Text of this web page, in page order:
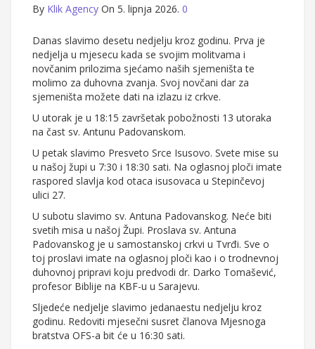
By Klik Agency On 5. lipnja 2026. 0
Danas slavimo desetu nedjelju kroz godinu. Prva je
nedjelja u mjesecu kada se svojim molitvama i
novčanim prilozima sjećamo naših sjemeništa te
molimo za duhovna zvanja. Svoj novčani dar za
sjemeništa možete dati na izlazu iz crkve.
U utorak je u 18:15 završetak pobožnosti 13 utoraka
na čast sv. Antunu Padovanskom.
U petak slavimo Presveto Srce Isusovo. Svete mise su
u našoj župi u 7:30 i 18:30 sati. Na oglasnoj ploči imate
raspored slavlja kod otaca isusovaca u Stepinčevoj
ulici 27.
U subotu slavimo sv. Antuna Padovanskog. Neće biti
svetih misa u našoj Župi. Proslava sv. Antuna
Padovanskog je u samostanskoj crkvi u Tvrđi. Sve o
toj proslavi imate na oglasnoj ploči kao i o trodnevnoj
duhovnoj pripravi koju predvodi dr. Darko Tomašević,
profesor Biblije na KBF-u u Sarajevu.
Sljedeće nedjelje slavimo jedanaestu nedjelju kroz
godinu. Redoviti mjesečni susret članova Mjesnoga
bratstva OFS-a bit će u 16:30 sati.